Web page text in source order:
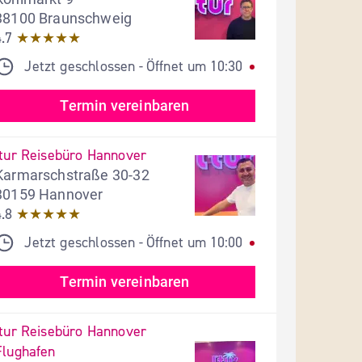
Braunschweig
★★★★★
Jetzt geschlossen - Öffnet um 10:30
Termin vereinbaren
Reisebüro Hannover
30-32
Hannover
★★★★★
Jetzt geschlossen - Öffnet um 10:00
Termin vereinbaren
Reisebüro Hannover